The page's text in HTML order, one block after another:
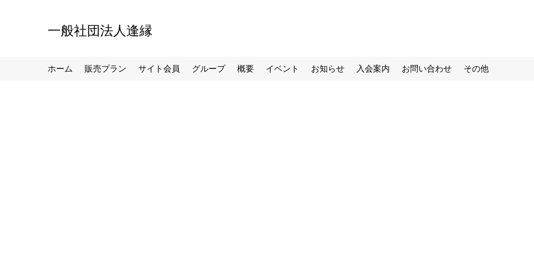
一般社団法人逢縁
ホーム 販売プラン サイト会員 グループ 概要 イベント お知らせ 入会案内 お問い合わせ その他